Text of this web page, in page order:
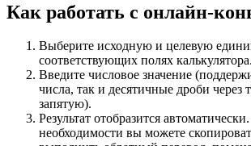
Как работать с онлайн-
Выберите исходную и целевую
соответствующих полях калькулятора.
Введите числовое значение
числа, так и десятичные дроби через
запятую).
Результат отобразится
необходимости вы можете